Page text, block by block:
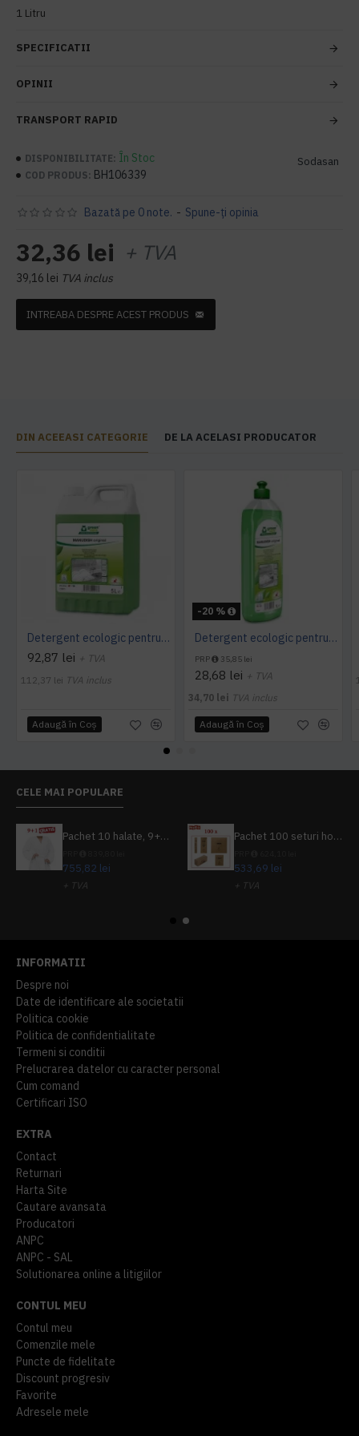
1 Litru
SPECIFICATII
OPINII
TRANSPORT RAPID
DISPONIBILITATE: În Stoc
COD PRODUS: BH106339
Sodasan
Bazată pe 0 note. - Spune-ţi opinia
32,36 lei + TVA
39,16 lei TVA inclus
INTREABA DESPRE ACEST PRODUS
DIN ACEEASI CATEGORIE DE LA ACELASI PRODUCATOR
Detergent ecologic pentru vase, MANUDISH original, 5L
92,87 lei + TVA
112,37 lei TVA inclus
Adaugă în Coş
-20 %
Detergent ecologic pentru vase, MANUDISH original, 1L
PRP 35,85 lei
28,68 lei + TVA
34,70 lei TVA inclus
Adaugă în Coş
CELE MAI POPULARE
Pachet 10 halate, 9+1 gratuit
755,82 lei
+ TVA
Pachet 100 seturi hoteliere, set dentar, set barbierit, casca de dus, pila unghii, set cusut
533,69 lei
+ TVA
INFORMATII
Despre noi
Date de identificare ale societatii
Politica cookie
Politica de confidentialitate
Termeni si conditii
Prelucrarea datelor cu caracter personal
Cum comand
Certificari ISO
EXTRA
Contact
Returnari
Harta Site
Cautare avansata
Producatori
ANPC
ANPC - SAL
Solutionarea online a litigiilor
CONTUL MEU
Contul meu
Comenzile mele
Puncte de fidelitate
Discount progresiv
Favorite
Adresele mele